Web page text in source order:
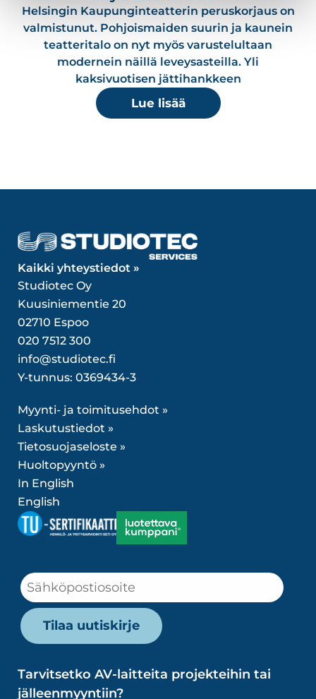
Helsingin Kaupunginteatterin peruskorjaus on
valmistunut. Pohjoismaiden suurin ja kaunein
teatteritalo on nyt myös varustelultaan
modernein näillä leveysasteilla. Yli
kaksivuotisen jättihankkeen
Lue lisää
Kaikki yhteystiedot »
Studiotec Oy
Kuusiniementie 20
02710 Espoo
020 7512 300
info@studiotec.fi
Y-tunnus: 0369434-3
Myynti- ja toimitusehdot »
Laskutustiedot »
Tietosuojaseloste »
Huoltopyyntö »
In English
English
Tarvitsetko AV-laitteita projekteihin tai
jälleenmyyntiin?